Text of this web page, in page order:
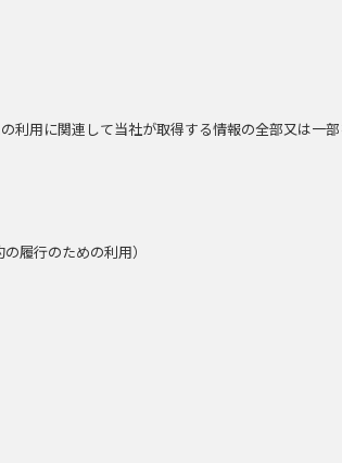
利用に関連して当社が取得する情報の全部又は一
履行のための利用）